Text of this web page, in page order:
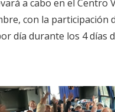
a cabo en el Centro
con la
día durante los 4 días